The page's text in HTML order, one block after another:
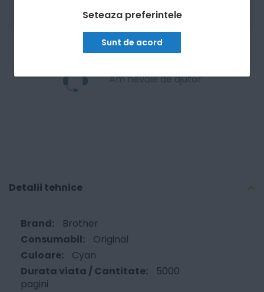
Seteaza preferintele
Sunt de acord
Am nevoie de ajutor
Detalii tehnice
Brother
Original
Cyan
5000
pagini